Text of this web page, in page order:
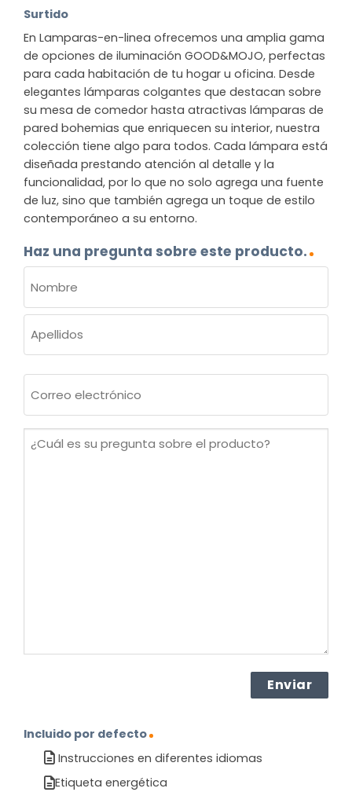
Surtido
En Lamparas-en-linea ofrecemos una amplia gama
de opciones de iluminación GOOD&MOJO, perfectas
para cada habitación de tu hogar u oficina. Desde
elegantes lámparas colgantes que destacan sobre
su mesa de comedor hasta atractivas lámparas de
pared bohemias que enriquecen su interior, nuestra
colección tiene algo para todos. Cada lámpara está
diseñada prestando atención al detalle y la
funcionalidad, por lo que no solo agrega una fuente
de luz, sino que también agrega un toque de estilo
contemporáneo a su entorno.
Haz una pregunta sobre este producto.
(OBLIGATORIO)
Nombre
electrónico
¿Cuál
Incluido por defecto
Instrucciones en diferentes idiomas
Etiqueta energética